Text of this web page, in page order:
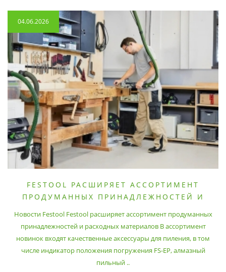
04.06.2026
FESTOOL РАСШИРЯЕТ АССОРТИМЕНТ
ПРОДУМАННЫХ ПРИНАДЛЕЖНОСТЕЙ И
Новости Festool Festool расширяет ассортимент продуманных
принадлежностей и расходных материалов В ассортимент
новинок входят качественные аксессуары для пиления, в том
числе индикатор положения погружения FS-EP, алмазный
пильный ..